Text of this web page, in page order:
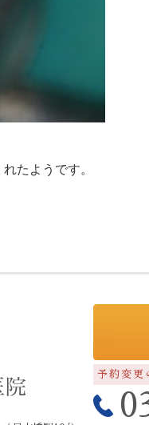
たようです。
予約変更